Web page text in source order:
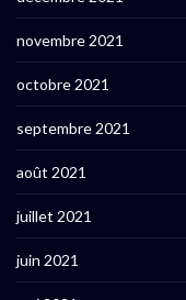
novembre 2021
octobre 2021
septembre 2021
août 2021
juillet 2021
juin 2021